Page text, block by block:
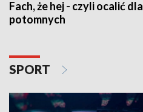
Fach, że hej - czyli ocalić dla
potomnych
SPORT